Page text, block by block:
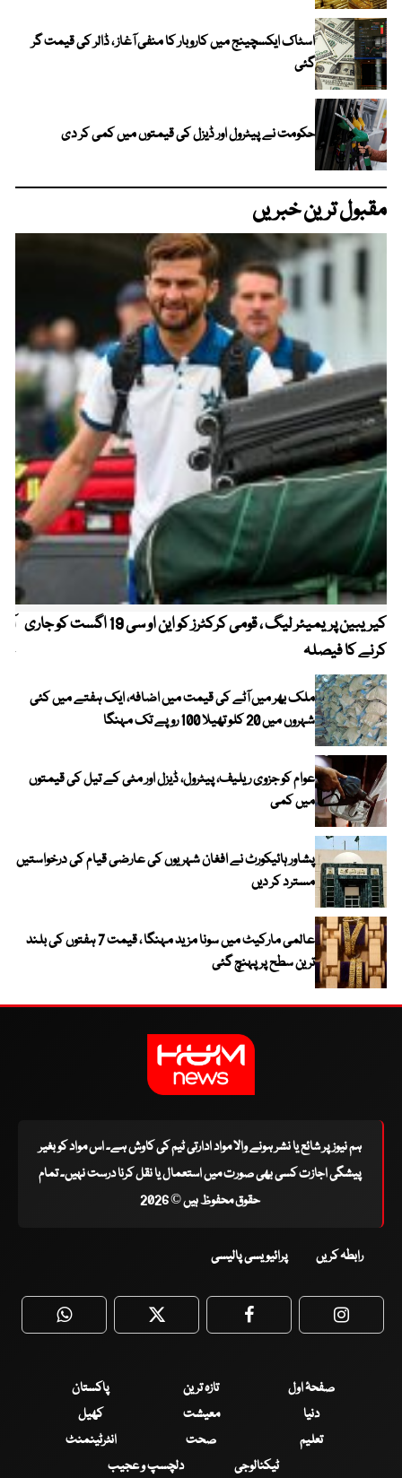
اسٹاک ایکسچینج میں کاروبار کا منفی آغاز ، ڈالر کی قیمت گر
گئی
حکومت نے پیٹرول اور ڈیزل کی قیمتوں میں کمی کر دی
مقبول ترین خبریں
کیریبین پریمیئر لیگ ، قومی کرکٹرز کو این او سی 19 اگست کو جاری
کرنے کا فیصلہ
ملک بھر میں آٹے کی قیمت میں اضافہ، ایک ہفتے میں کئی
شہروں میں 20 کلو تھیلا 100 روپے تک مہنگا
عوام کو جزوی ریلیف، پیٹرول، ڈیزل اور مٹی کے تیل کی قیمتوں
میں کمی
پشاور ہائیکورٹ نے افغان شہریوں کی عارضی قیام کی درخواستیں
مسترد کر دیں
عالمی مارکیٹ میں سونا مزید مہنگا ، قیمت 7 ہفتوں کی بلند
ترین سطح پر پہنچ گئی
ہم نیوز پر شائع یا نشر ہونے والا مواد ادارتی ٹیم کی کاوش ہے۔ اس مواد کو بغیر
پیشگی اجازت کسی بھی صورت میں استعمال یا نقل کرنا درست نہیں۔ تمام
حقوق محفوظ ہیں © 2026
رابطہ کریں پرائیویسی پالیسی
WhatsApp Twitter Facebook
صفحۂ اول تازہ ترین
پاکستان
دنیا
معیشت
کھیل
تعلیم
صحت
انٹرٹینمنٹ
ٹیکنالوجی
دلچسپ و عجیب